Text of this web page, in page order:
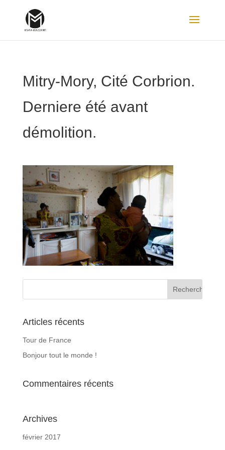
Mitry-Mory, Cité Corbrion.
Derniere été avant
démolition.
Articles récents
Tour de France
Bonjour tout le monde !
Commentaires récents
Archives
février 2017